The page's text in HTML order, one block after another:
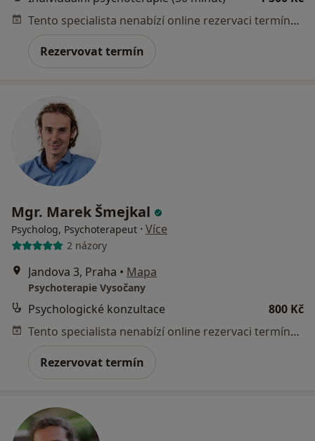
Tento specialista nenabízí online rezervaci termínu na této adrese.
Rezervovat termín
Mgr. Marek Šmejkal
Psycholog, Psychoterapeut · Více
2 názory
Jandova 3, Praha • Mapa
Psychoterapie Vysočany
Psychologické konzultace
800 Kč
Tento specialista nenabízí online rezervaci termínu na této adrese.
Rezervovat termín